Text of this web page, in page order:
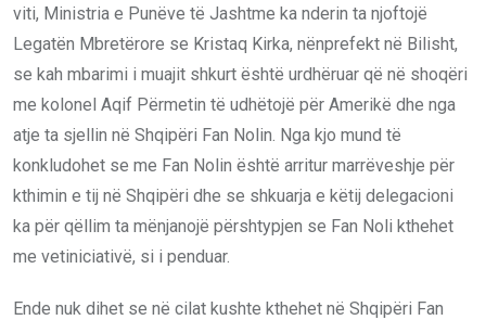
viti, Ministria e Punëve të Jashtme ka nderin ta njoftojë
Legatën Mbretërore se Kristaq Kirka, nënprefekt në Bilisht,
se kah mbarimi i muajit shkurt është urdhëruar që në shoqëri
me kolonel Aqif Përmetin të udhëtojë për Amerikë dhe nga
atje ta sjellin në Shqipëri Fan Nolin. Nga kjo mund të
konkludohet se me Fan Nolin është arritur marrëveshje për
kthimin e tij në Shqipëri dhe se shkuarja e këtij delegacioni
ka për qëllim ta mënjanojë përshtypjen se Fan Noli kthehet
me vetiniciativë, si i penduar.
Ende nuk dihet se në cilat kushte kthehet në Shqipëri Fan